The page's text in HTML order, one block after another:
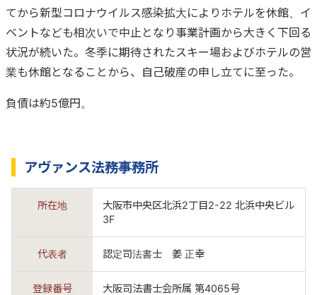
てから新型コロナウイルス感染拡大によりホテルを休館、イ
ベントなども相次いで中止となり事業計画から大きく下回る
状況が続いた。冬季に期待されたスキー場およびホテルの営
業も休館となることから、自己破産の申し立てに至った。
負債は約5億円。
アヴァンス法務事務所
所在地
大阪市中央区北浜2丁目2-22 北浜中央ビル
3F
代表者 認定司法書士 姜 正幸
登録番号
大阪司法書士会所属 第4065号